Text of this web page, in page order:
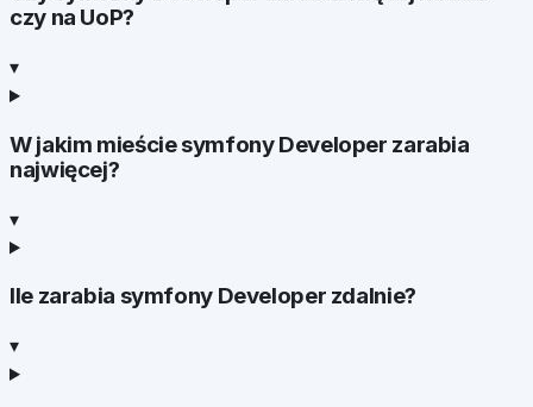
czy na UoP?
▾
W jakim mieście symfony Developer zarabia
najwięcej?
▾
Ile zarabia symfony Developer zdalnie?
▾